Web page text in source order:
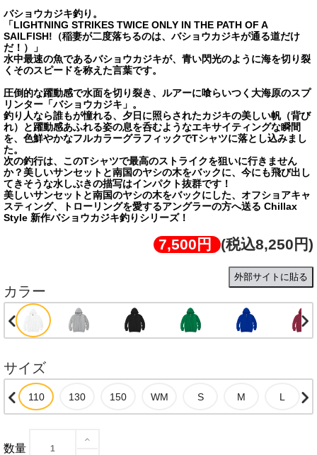
バショウカジキ釣り。
「LIGHTNING STRIKES TWICE ONLY IN THE PATH OF A
SAILFISH!（稲妻が二度落ちるのは、バショウカジキが通る道だけ
だ！）」
水中最速の魚であるバショウカジキが、青い閃光のように海を切り裂
くそのスピードを称えた言葉です。
圧倒的な躍動感で水面を切り裂き、ルアーに喰らいつく大海原のスプ
リンター「バショウカジキ」。
釣り人なら誰もが憧れる、夕日に照らされたカジキの美しい帆（背び
れ）と躍動感あふれる姿の息を呑むようなエキサイティングな瞬間
を、色鮮やかなフルカラーグラフィックでTシャツに落とし込みまし
た。
次の釣行は、このTシャツで最高のストライクを狙いに行きません
か？美しいサンセットと南国のヤシの木をバックに、今にも飛び出し
てきそうな水しぶきの描写はインパクト抜群です！
美しいサンセットと南国のヤシの木をバックにした、オフショアキャ
スティング、トローリングを愛するアングラーの方へ送る Chillax
Style 新作バショウカジキ釣りシリーズ！
7,500円 (税込8,250円)
外部サイトに貼る
カラー
サイズ
数量